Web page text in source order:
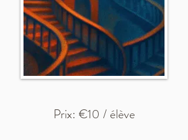
Prix: €10 / élève